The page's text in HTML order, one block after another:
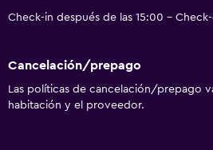
Check-in después de las 15:00 -
Cancelación/prepago
Las políticas de cancelación/prepago
habitación y el proveedor.